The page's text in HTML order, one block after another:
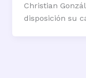
Christian
disposición su